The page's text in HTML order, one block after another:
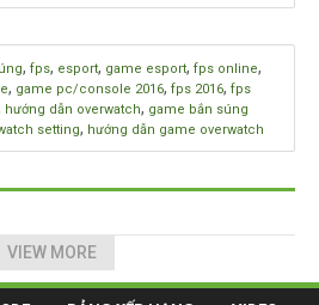
, fps, esport, game esport, fps online,
, game pc/console 2016, fps 2016, fps
hướng dẫn overwatch, game bắn súng
setting, hướng dẫn game overwatch
VIEW MORE